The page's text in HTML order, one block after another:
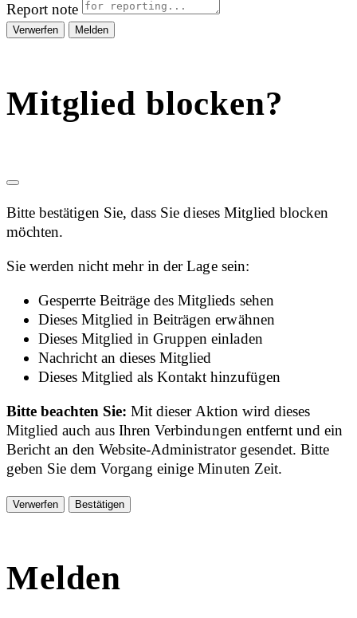
Report note
Melden
Mitglied blocken?
Bitte bestätigen Sie, dass Sie dieses Mitglied blocken
möchten.
Sie werden nicht mehr in der Lage sein:
Gesperrte Beiträge des Mitglieds sehen
Dieses Mitglied in Beiträgen erwähnen
Dieses Mitglied in Gruppen einladen
Nachricht an dieses Mitglied
Dieses Mitglied als Kontakt hinzufügen
Bitte beachten Sie:Mit dieser Aktion wird dieses
Mitglied auch aus Ihren Verbindungen entfernt und ein
Bericht an den Website-Administrator gesendet. Bitte
geben Sie dem Vorgang einige Minuten Zeit.
Bestätigen
Melden